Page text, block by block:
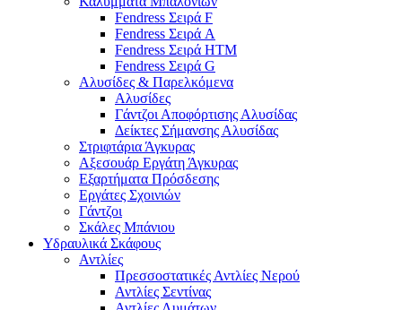
Fendress Σειρά F
Fendress Σειρά A
Fendress Σειρά HTM
Fendress Σειρά G
Αλυσίδες & Παρελκόμενα
Αλυσίδες
Γάντζοι Αποφόρτισης Αλυσίδας
Δείκτες Σήμανσης Αλυσίδας
Στριφτάρια Άγκυρας
Αξεσουάρ Εργάτη Άγκυρας
Εξαρτήματα Πρόσδεσης
Εργάτες Σχοινιών
Γάντζοι
Σκάλες Μπάνιου
Υδραυλικά Σκάφους
Αντλίες
Πρεσσοστατικές Αντλίες Νερού
Αντλίες Σεντίνας